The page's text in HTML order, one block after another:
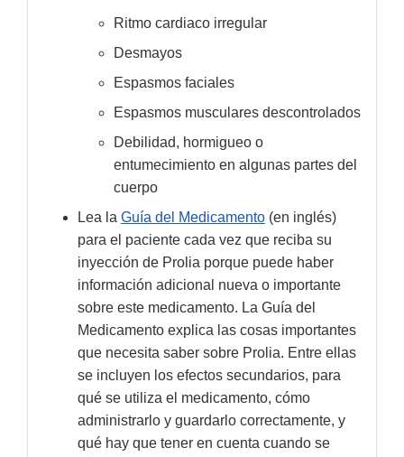
Ritmo cardiaco irregular
Desmayos
Espasmos faciales
Espasmos musculares descontrolados
Debilidad, hormigueo o
entumecimiento en algunas partes del
cuerpo
Lea la Guía del Medicamento (en inglés)
para el paciente cada vez que reciba su
inyección de Prolia porque puede haber
información adicional nueva o importante
sobre este medicamento. La Guía del
Medicamento explica las cosas importantes
que necesita saber sobre Prolia. Entre ellas
se incluyen los efectos secundarios, para
qué se utiliza el medicamento, cómo
administrarlo y guardarlo correctamente, y
qué hay que tener en cuenta cuando se